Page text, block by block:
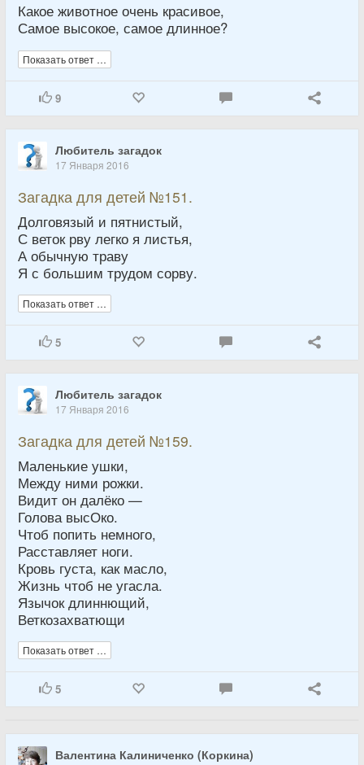
Какое животное очень красивое,
Самое высокое, самое длинное?
Показать ответ …
9
Любитель загадок
17 Января 2016
Загадка для детей №151.
Долговязый и пятнистый,
С веток рву легко я листья,
А обычную траву
Я с большим трудом сорву.
Показать ответ …
5
Любитель загадок
17 Января 2016
Загадка для детей №159.
Маленькие ушки,
Между ними рожки.
Видит он далёко —
Голова высОко.
Чтоб попить немного,
Расставляет ноги.
Кровь густа, как масло,
Жизнь чтоб не угасла.
Язычок длиннющий,
Веткозахватющи
Показать ответ …
5
Валентина Калиниченко (Коркина)